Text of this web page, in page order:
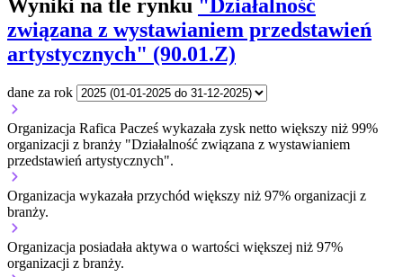
Wyniki na tle rynku "Działalność
związana z wystawianiem przedstawień
artystycznych" (90.01.Z)
dane za rok
Organizacja Rafica Pacześ wykazała zysk netto większy niż 99%
organizacji z branży "Działalność związana z wystawianiem
przedstawień artystycznych".
Organizacja wykazała przychód większy niż 97% organizacji z
branży.
Organizacja posiadała aktywa o wartości większej niż 97%
organizacji z branży.